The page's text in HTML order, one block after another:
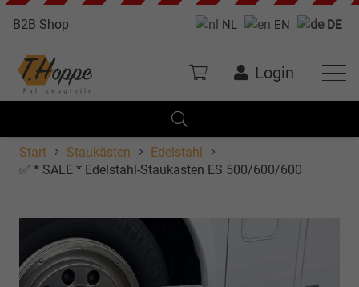
B2B Shop NL EN DE
Login
Start Staukästen
Edelstahl
✅ * SALE * Edelstahl-Staukasten ES 500/600/600